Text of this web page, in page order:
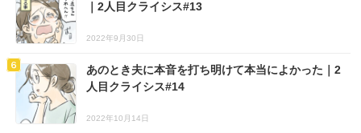
｜2人目クライシス#13
2022年9月30日
あのとき夫に本音を打ち明けて本当によかった｜2
人目クライシス#14
2022年10月14日